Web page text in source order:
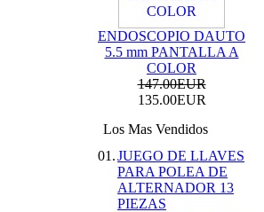
KIT DE CALADO
2.0L ECOBOOST
---------
ENDOSCOPIO DAUTO
5.5 mm PANTALLA A
COLOR
147.00EUR
135.00EUR
Los Mas Vendidos
01.JUEGO DE LLAVES
PARA POLEA DE
ALTERNADOR 13
PIEZAS